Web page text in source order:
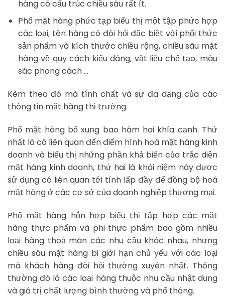
hàng có cấu trúc chiều sâu rất ít.
Phổ mặt hàng phức tạp biểu thị một tập phức hợp
các loại, tên hàng có đòi hỏi đặc biệt với phối thức
sản phẩm và kích thước chiều rộng, chiều sâu mặt
hàng về quy cách kiểu dáng, vật liệu chế tạo, màu
sác phong cách …
Kèm theo đó mà tính chất và sự đa dạng của các
thông tin mặt hàng thị trường.
Phổ mặt hàng bổ xung bao hàm hai khía cạnh. Thứ
nhất là có liên quan đến điểm hình hoá mặt hàng kinh
doanh và biểu thị những phần khả biến của trắc diện
mặt hàng kinh doanh, thứ hai là khái niệm này được
sử dụng có liên quan tới tính lấp đầy để đồng bộ hoá
mặt hàng ở các cơ sở của doanh nghiệp thương mại.
Phổ mặt hàng hỗn hợp biểu thị tập hợp các mặt
hàng thực phẩm và phi thực phẩm bao gồm nhiều
loại hàng thoả mãn các nhu cầu khác nhau, nhưng
chiều sâu mặt hàng bi giới hạn chủ yếu với các loại
mà khách hàng đòi hỏi thường xuyên nhất. Thông
thường đó là các loại hàng thuộc nhu cầu nhật dụng
và giá trị chất lượng bình thường và phổ thông.